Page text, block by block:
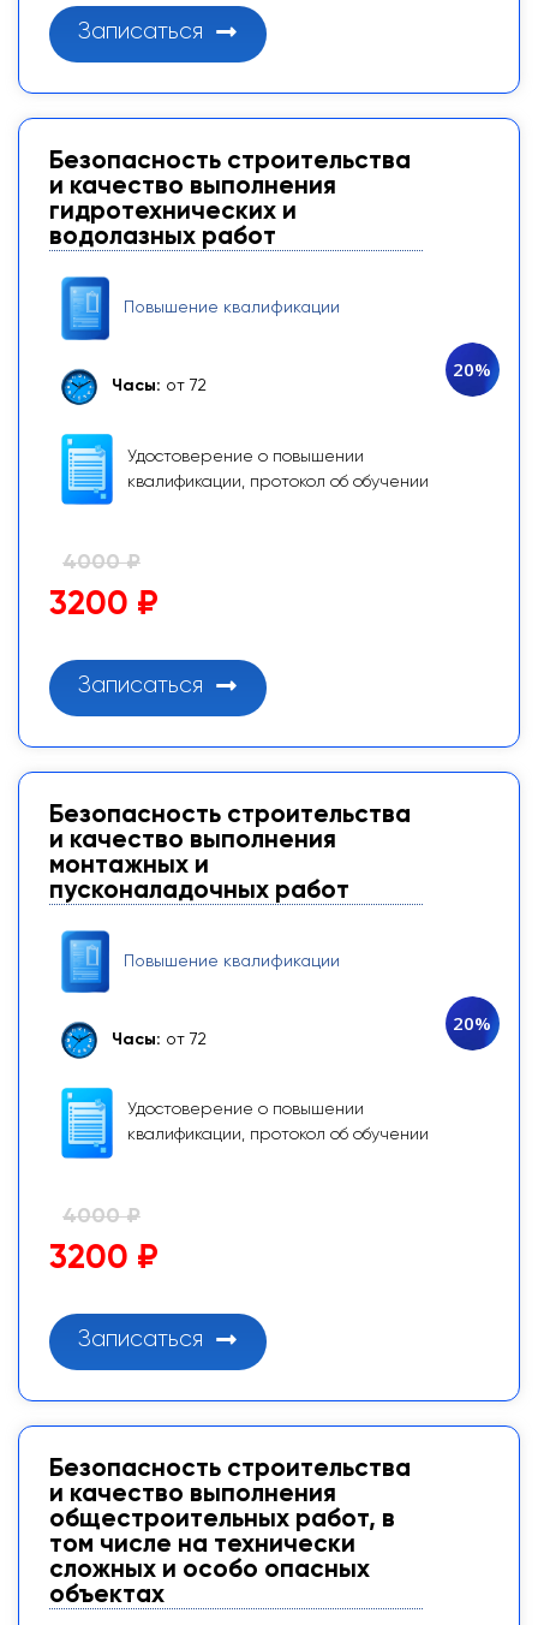
Записаться
Безопасность строительства
и качество выполнения
гидротехнических и
водолазных работ
Повышение квалификации
Часы: от 72
Удостоверение о повышении
квалификации, протокол об обучении
20%
4000 ₽
3200 ₽
Записаться
Безопасность строительства
и качество выполнения
монтажных и
пусконаладочных работ
Повышение квалификации
Часы: от 72
Удостоверение о повышении
квалификации, протокол об обучении
20%
4000 ₽
3200 ₽
Записаться
Безопасность строительства
и качество выполнения
общестроительных работ, в
том числе на технически
сложных и особо опасных
объектах